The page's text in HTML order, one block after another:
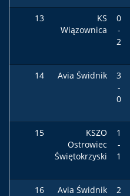
13
KS
Wiązownica
0
-
2
14 Avia Świdnik
3
-
0
15
KSZO
Ostrowiec
Świętokrzyski
1
-
1
16 Avia Świdnik
2